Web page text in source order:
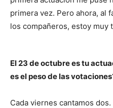
primera vez. Pero ahora, al
los compañeros, estoy muy
El 23 de octubre es tu
es el peso de las
Cada viernes cantamos